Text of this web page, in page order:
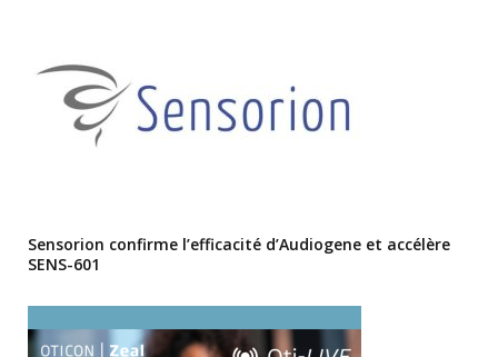
Sensorion confirme l’efficacité d’Audiogene et accélère
SENS-601